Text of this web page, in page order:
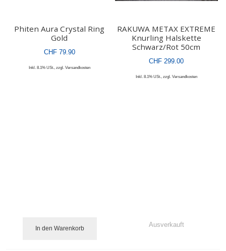
Phiten Aura Crystal Ring
Gold
CHF 79.90
Inkl. 8.1% USt., zzgl. Versandkosten
In den Warenkorb
RAKUWA METAX EXTREME
Knurling Halskette
Schwarz/Rot 50cm
CHF 299.00
Inkl. 8.1% USt., zzgl. Versandkosten
Ausverkauft